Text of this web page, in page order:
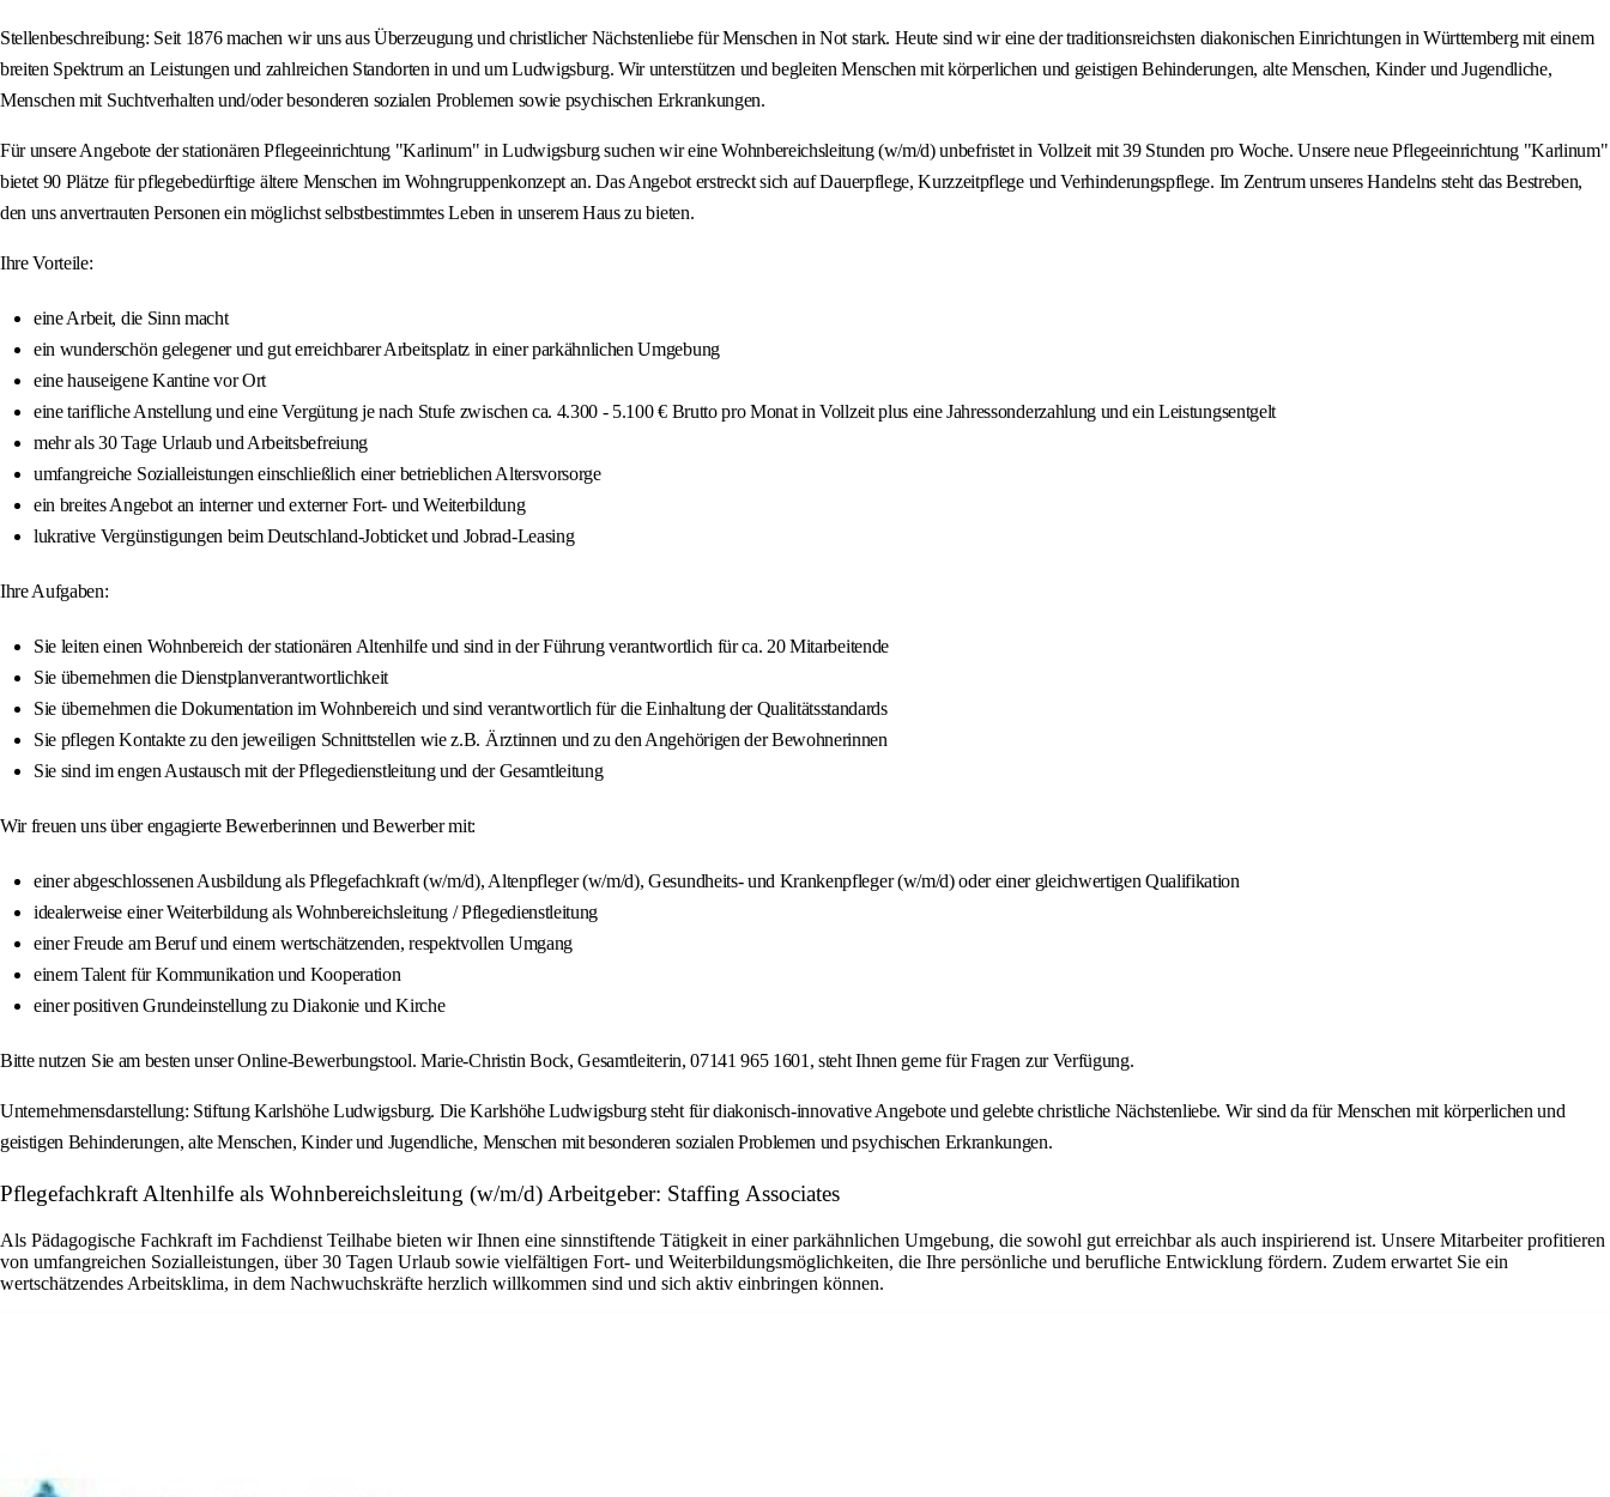
Stellenbeschreibung: Seit 1876 machen wir uns aus Überzeugung und christlicher Nächstenliebe für Menschen in Not stark. Heute sind wir eine der traditionsreichsten diakonischen Einrichtungen in Württemberg mit einem
breiten Spektrum an Leistungen und zahlreichen Standorten in und um Ludwigsburg. Wir unterstützen und begleiten Menschen mit körperlichen und geistigen Behinderungen, alte Menschen, Kinder und Jugendliche,
Menschen mit Suchtverhalten und/oder besonderen sozialen Problemen sowie psychischen Erkrankungen.
Für unsere Angebote der stationären Pflegeeinrichtung "Karlinum" in Ludwigsburg suchen wir eine Wohnbereichsleitung (w/m/d) unbefristet in Vollzeit mit 39 Stunden pro Woche. Unsere neue Pflegeeinrichtung "Karlinum"
bietet 90 Plätze für pflegebedürftige ältere Menschen im Wohngruppenkonzept an. Das Angebot erstreckt sich auf Dauerpflege, Kurzzeitpflege und Verhinderungspflege. Im Zentrum unseres Handelns steht das Bestreben,
den uns anvertrauten Personen ein möglichst selbstbestimmtes Leben in unserem Haus zu bieten.
Ihre Vorteile:
eine Arbeit, die Sinn macht
ein wunderschön gelegener und gut erreichbarer Arbeitsplatz in einer parkähnlichen Umgebung
eine hauseigene Kantine vor Ort
eine tarifliche Anstellung und eine Vergütung je nach Stufe zwischen ca. 4.300 - 5.100 € Brutto pro Monat in Vollzeit plus eine Jahressonderzahlung und ein Leistungsentgelt
mehr als 30 Tage Urlaub und Arbeitsbefreiung
umfangreiche Sozialleistungen einschließlich einer betrieblichen Altersvorsorge
ein breites Angebot an interner und externer Fort- und Weiterbildung
lukrative Vergünstigungen beim Deutschland-Jobticket und Jobrad-Leasing
Ihre Aufgaben:
Sie leiten einen Wohnbereich der stationären Altenhilfe und sind in der Führung verantwortlich für ca. 20 Mitarbeitende
Sie übernehmen die Dienstplanverantwortlichkeit
Sie übernehmen die Dokumentation im Wohnbereich und sind verantwortlich für die Einhaltung der Qualitätsstandards
Sie pflegen Kontakte zu den jeweiligen Schnittstellen wie z.B. Ärztinnen und zu den Angehörigen der Bewohnerinnen
Sie sind im engen Austausch mit der Pflegedienstleitung und der Gesamtleitung
Wir freuen uns über engagierte Bewerberinnen und Bewerber mit:
einer abgeschlossenen Ausbildung als Pflegefachkraft (w/m/d), Altenpfleger (w/m/d), Gesundheits- und Krankenpfleger (w/m/d) oder einer gleichwertigen Qualifikation
idealerweise einer Weiterbildung als Wohnbereichsleitung / Pflegedienstleitung
einer Freude am Beruf und einem wertschätzenden, respektvollen Umgang
einem Talent für Kommunikation und Kooperation
einer positiven Grundeinstellung zu Diakonie und Kirche
Bitte nutzen Sie am besten unser Online-Bewerbungstool. Marie-Christin Bock, Gesamtleiterin, 07141 965 1601, steht Ihnen gerne für Fragen zur Verfügung.
Unternehmensdarstellung: Stiftung Karlshöhe Ludwigsburg. Die Karlshöhe Ludwigsburg steht für diakonisch-innovative Angebote und gelebte christliche Nächstenliebe. Wir sind da für Menschen mit körperlichen und
geistigen Behinderungen, alte Menschen, Kinder und Jugendliche, Menschen mit besonderen sozialen Problemen und psychischen Erkrankungen.
Pflegefachkraft Altenhilfe als Wohnbereichsleitung (w/m/d) Arbeitgeber: Staffing Associates
Als Pädagogische Fachkraft im Fachdienst Teilhabe bieten wir Ihnen eine sinnstiftende Tätigkeit in einer parkähnlichen Umgebung, die sowohl gut erreichbar als auch inspirierend ist. Unsere Mitarbeiter profitieren
von umfangreichen Sozialleistungen, über 30 Tagen Urlaub sowie vielfältigen Fort- und Weiterbildungsmöglichkeiten, die Ihre persönliche und berufliche Entwicklung fördern. Zudem erwartet Sie ein
wertschätzendes Arbeitsklima, in dem Nachwuchskräfte herzlich willkommen sind und sich aktiv einbringen können.